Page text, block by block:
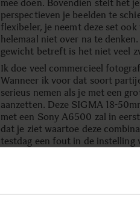
mee doen. Bovendien stelt het
perspectieven je beelden te
flexibeler, je neemt deze set
helemaal niet over na te
gewicht betreft is het niet veel
Ik doe veel commercieel
Wanneer ik voor dat soort
serieus nemen als je met een
aanzetten. Deze SIGMA 18-
met een Sony A6500 zal in
dat je ziet waartoe deze
testdag een fout in de instelling